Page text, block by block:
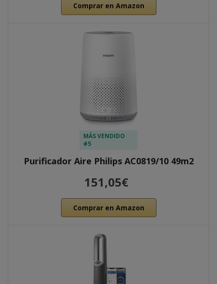
Comprar en Amazon
MÁS VENDIDO
#5
Purificador Aire Philips AC0819/10 49m2
151,05€
Comprar en Amazon